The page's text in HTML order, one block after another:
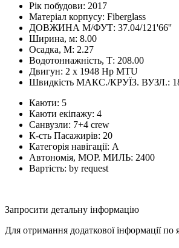
Рік побудови: 2017
Матеріал корпусу: Fiberglass
ДОВЖИНА М/ФУТ: 37.04/121'66''
Ширина, м: 8.00
Осадка, М: 2.27
Водотоннажність, Т: 208.00
Двигун: 2 x 1948 Hp MTU
Швидкість МАКС./КРУЇЗ. ВУЗЛ.:
Каюти: 5
Каюти екіпажу: 4
Санвузли: 7+4 crew
К-сть Пасажирів: 20
Категорія навігації: A
Автономія, МОР. МИЛЬ: 2400
Вартість: by request
Запросити детальну інформацію
Для отримання додаткової інформації по